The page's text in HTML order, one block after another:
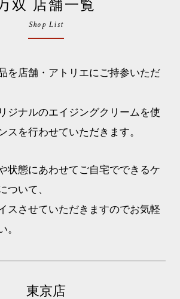
双 店舗一覧
Shop List
を店舗・アトリエにご持参いただ
ジナルのエイジングクリームを使
スを行わせていただきます。
状態にあわせてご自宅でできるケ
ついて、
スさせていただきますのでお気軽
。
東京店